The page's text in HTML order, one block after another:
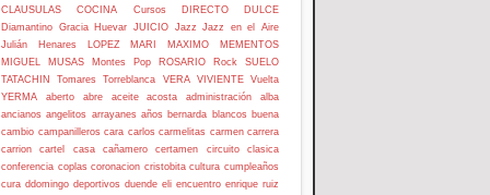
CLAUSULAS
COCINA Cursos DIRECTO
DULCE
Diamantino Gracia Huevar JUICIO Jazz
Jazz en el Aire
Julián Henares
LOPEZ MARI MAXIMO
MEMENTOS
MIGUEL
MUSAS Montes Pop ROSARIO Rock
SUELO
TATACHIN
Tomares Torreblanca VERA VIVIENTE
Vuelta
YERMA
aberto abre aceite acosta administración
alba
ancianos angelitos arrayanes años bernarda blancos buena
cambio campanilleros cara carlos carmelitas carmen carrera
carrion
cartel casa cañamero certamen circuito
clasica
conferencia coplas coronacion cristobita cultura cumpleaños
cura ddomingo deportivos duende eli encuentro enrique ruiz